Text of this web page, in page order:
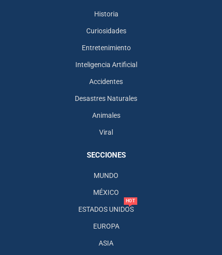
Historia
Curiosidades
Entretenimiento
Inteligencia Artificial
Accidentes
Desastres Naturales
Animales
Viral
SECCIONES
MUNDO
MÉXICO
ESTADOS UNIDOS
HOT
EUROPA
ASIA